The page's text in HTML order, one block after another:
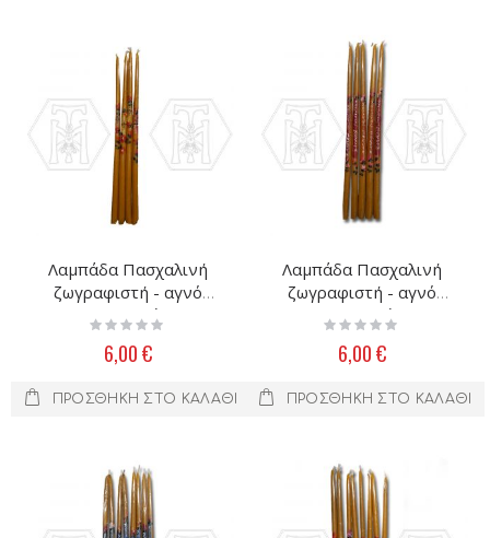
Λαμπάδα Πασχαλινή
ζωγραφιστή - αγνό
μελισσοκέρι
Rating:
6,00 €
ΠΡΟΣΘΉΚΗ ΣΤΟ ΚΑΛΆΘΙ
Λαμπάδα Πασχαλινή
ζωγραφιστή - αγνό
μελισσοκέρι
Rating:
6,00 €
ΠΡΟΣΘΉΚΗ ΣΤΟ ΚΑΛΆΘΙ